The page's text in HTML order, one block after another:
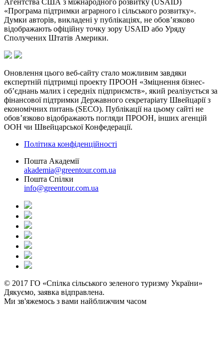
Агентства США з міжнародного розвитку (USAID)
«Програма підтримки аграрного і сільського розвитку».
Думки авторів, викладені у публікаціях, не обов’язково
відображають офіційну точку зору USAID або Уряду
Сполучених Штатів Америки.
Оновлення цього веб-сайту стало можливим завдяки
експертній підтримці проекту ПРООН «Зміцнення бізнес-
об’єднань малих і середніх підприємств», який реалізується за
фінансової підтримки Державного секретаріату Швейцарії з
економічних питань (SECO). Публікації на цьому сайті не
обов’язково відображають погляди ПРООН, інших агенцій
ООН чи Швейцарської Конфедерації.
Політика конфіденційності
Пошта Академії
akademia@greentour.com.ua
Пошта Спілки
info@greentour.com.ua
© 2017 ГО «Спілка сільського зеленого туризму України»
Дякуємо, заявка відправлена.
Ми зв'яжемось з вами найближчим часом